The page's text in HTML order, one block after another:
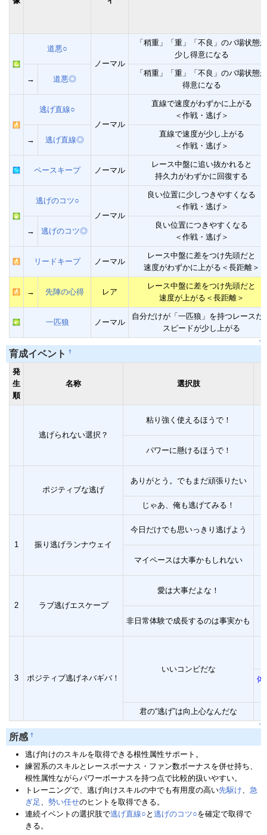
道悪○
ノーマル
「稍重」「重」「不良」のバ場状態が
少し得意になる
→ 道悪◎
「稍重」「重」「不良」のバ場状態が
得意になる
逃げ直線○
ノーマル
直線で速度がわずかに上がる
＜作戦・逃げ＞
→ 逃げ直線◎
直線で速度が少し上がる
＜作戦・逃げ＞
ペースキープ ノーマル
レース中盤に追い抜かれると
持久力がわずかに回復する
逃げのコツ○
ノーマル
良い位置に少しつきやすくなる
＜作戦・逃げ＞
→ 逃げのコツ◎
良い位置につきやすくなる
＜作戦・逃げ＞
リードキープ ノーマル
レース中盤に差をつけ先頭だと
速度がわずかに上がる＜長距離＞
→ 先陣の心得 レア
レース中盤に差をつけ先頭だと
速度が上がる＜長距離＞
一匹狼 ノーマル
自分だけが「一匹狼」を持つレースだ
スピードが少し上がる
↑
育成イベント †
発
生
順
名称 選択肢
逃げられない選択？
粘り強く使えるほうで！
パワーに懸けるほうで！
ポジティブな逃げ
ありがとう。でもまだ頑張りたい
じゃあ、俺も逃げてみる！
1 振り逃げランナウェイ
今日だけでも思いっきり逃げよう
マイペースは大事かもしれない
2 ラブ逃げエスケープ
愛は大事だよな！
非日常体験で成長するのは事実かも
3 ポジティブ逃げネバギバ！
いいコンビだな
体
君の“逃げ”は向上心なんだな
↑
所感 †
逃げ向けのスキルを取得できる根性属性サポート。
練習系のスキルとレースボーナス・ファン数ボーナスを併せ持ち、
根性属性ながらパワーボーナスを持つ点で比較的扱いやすい。
トレーニングで、逃げ向けスキルの中でも有用度の高い先駆け
急
ぎ足
勢い任せのヒントを取得できる。
連続イベントの選択肢で逃げ直線○ と 逃げのコツ○を確定で取得で
きる。